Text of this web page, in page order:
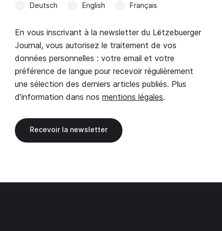
Deutsch English Français
En vous inscrivant à la newsletter du Lëtzebuerger
Journal, vous autorisez le traitement de vos
données personnelles : votre email et votre
préférence de langue pour recevoir régulièrement
une sélection des derniers articles publiés. Plus
d’information dans nos mentions légales.